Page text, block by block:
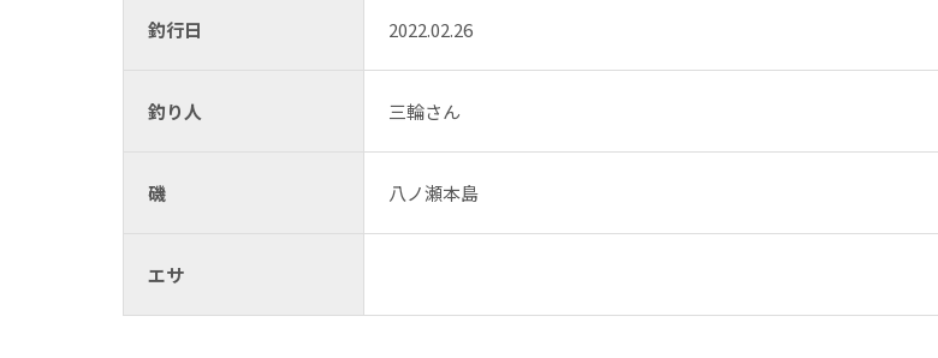
釣行日 2022.02.26
釣り人 三輪さん
磯 八ノ瀬本島
エサ